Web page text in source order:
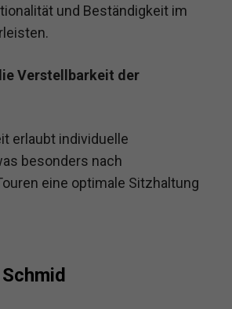
und Beständigkeit im
Verstellbarkeit der
erlaubt individuelle
besonders nach
eine optimale Sitzhaltung